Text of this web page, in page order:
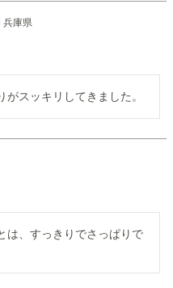
兵庫県
スッキリしてきました。
は、すっきりでさっぱりで